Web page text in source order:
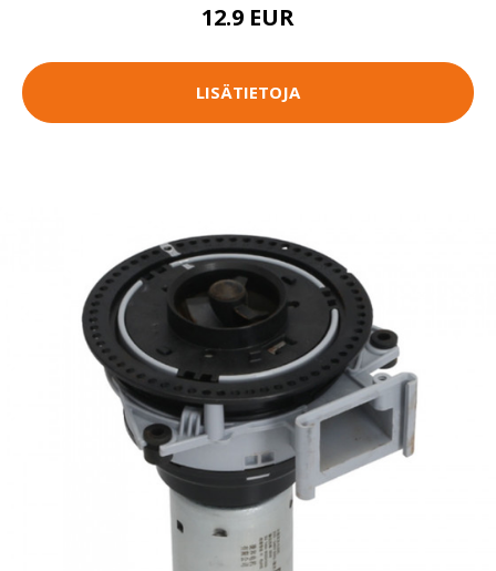
12.9 EUR
LISÄTIETOJA